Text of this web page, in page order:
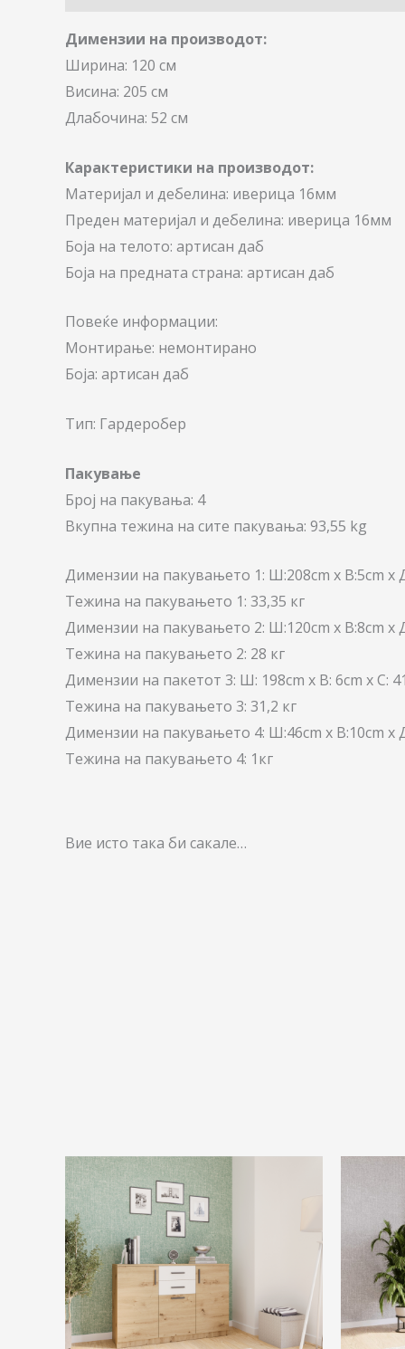
Димензии на производот:
Ширина: 120 см
Висина: 205 см
Длабочина: 52 см
Карактеристики на производот:
Материјал и дебелина: иверица 16мм
Преден материјал и дебелина: иверица 16мм
Боја на телото: артисан даб
Боја на предната страна: артисан даб
Повеќе информации:
Монтирање: немонтирано
Боја: артисан даб
Тип: Гардеробер
Пакување
Број на пакувања: 4
Вкупна тежина на сите пакувања: 93,55 kg
Димензии на пакувањето 1: Ш:208cm x В:5cm x
Тежина на пакувањето 1: 33,35 кг
Димензии на пакувањето 2: Ш:120cm x В:8cm x
Тежина на пакувањето 2: 28 кг
Димензии на пакетот 3: Ш: 198cm x В: 6cm x С:
Тежина на пакувањето 3: 31,2 кг
Димензии на пакувањето 4: Ш:46cm x В:10cm x
Тежина на пакувањето 4: 1кг
Вие исто така би сакале…